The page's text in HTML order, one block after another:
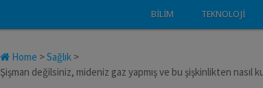
BILIM TEKNOLOJI
Home >Sağlık >
Şişman değilsiniz, mideniz gaz yapmış ve bu şişkinlikten nasıl